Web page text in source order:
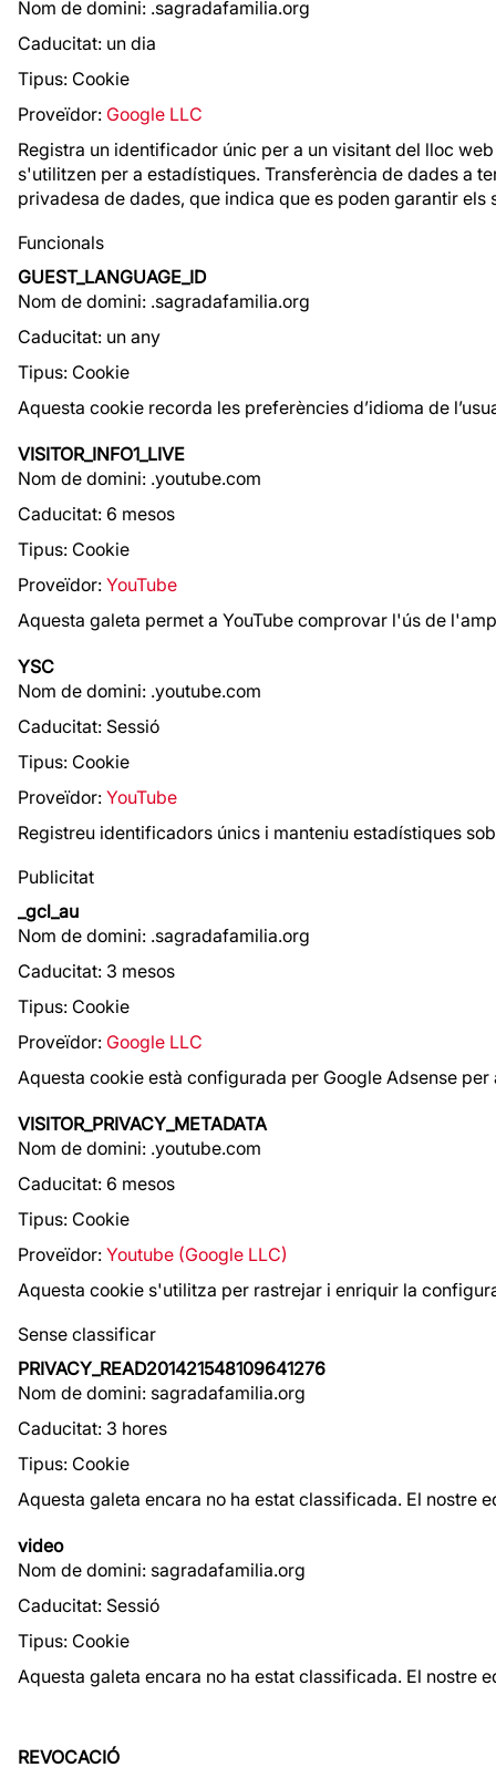
Nom de domini: .sagradafamilia.org
Caducitat: un dia
Tipus: Cookie
Proveïdor: Google LLC
Registra un identificador únic per a un visitant del lloc
s'utilitzen per a estadístiques. Transferència de dades a
privadesa de dades, que indica que es poden garantir els
Funcionals
GUEST_LANGUAGE_ID
Nom de domini: .sagradafamilia.org
Caducitat: un any
Tipus: Cookie
Aquesta cookie recorda les preferències d’idioma de
VISITOR_INFO1_LIVE
Nom de domini: .youtube.com
Caducitat: 6 mesos
Tipus: Cookie
Proveïdor: YouTube
Aquesta galeta permet a YouTube comprovar l'ús de
YSC
Nom de domini: .youtube.com
Caducitat: Sessió
Tipus: Cookie
Proveïdor: YouTube
Registreu identificadors únics i manteniu estadístiques
Publicitat
_gcl_au
Nom de domini: .sagradafamilia.org
Caducitat: 3 mesos
Tipus: Cookie
Proveïdor: Google LLC
Aquesta cookie està configurada per Google Adsense
VISITOR_PRIVACY_METADATA
Nom de domini: .youtube.com
Caducitat: 6 mesos
Tipus: Cookie
Proveïdor: Youtube (Google LLC)
Aquesta cookie s'utilitza per rastrejar i enriquir la
Sense classificar
PRIVACY_READ201421548109641276
Nom de domini: sagradafamilia.org
Caducitat: 3 hores
Tipus: Cookie
Aquesta galeta encara no ha estat classificada. El nostre
video
Nom de domini: sagradafamilia.org
Caducitat: Sessió
Tipus: Cookie
Aquesta galeta encara no ha estat classificada. El nostre
REVOCACIÓ